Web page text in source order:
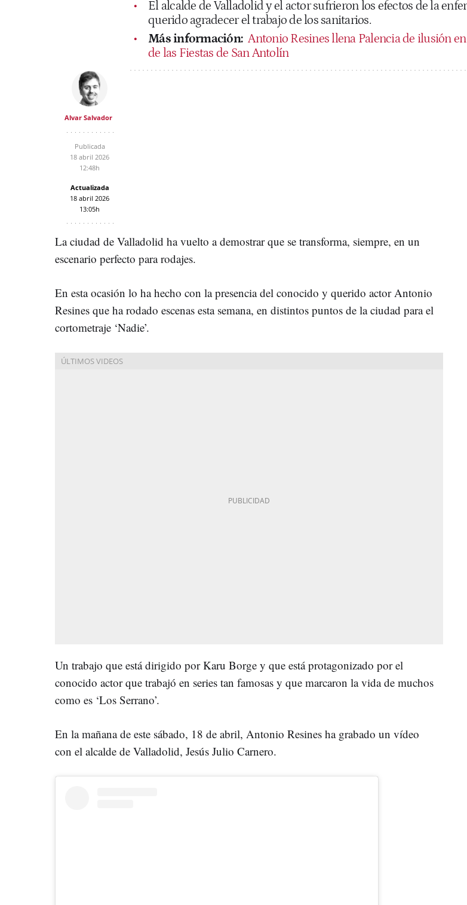
El alcalde de Valladolid y el actor sufrieron los efectos de la
querido agradecer el trabajo de los sanitarios.
Más información: Antonio Resines llena Palencia de ilusión
de las Fiestas de San Antolín
Alvar Salvador
Publicada
18 abril 2026
12:48h
Actualizada
18 abril 2026
13:05h
La ciudad de Valladolid ha vuelto a demostrar que se transforma, siempre, en un
escenario perfecto para rodajes.
En esta ocasión lo ha hecho con la presencia del conocido y querido actor Antonio
Resines que ha rodado escenas esta semana, en distintos puntos de la ciudad para el
cortometraje ‘Nadie’.
Un trabajo que está dirigido por Karu Borge y que está protagonizado por el
conocido actor que trabajó en series tan famosas y que marcaron la vida de muchos
como es ‘Los Serrano’.
En la mañana de este sábado, 18 de abril, Antonio Resines ha grabado un vídeo
con el alcalde de Valladolid, Jesús Julio Carnero.